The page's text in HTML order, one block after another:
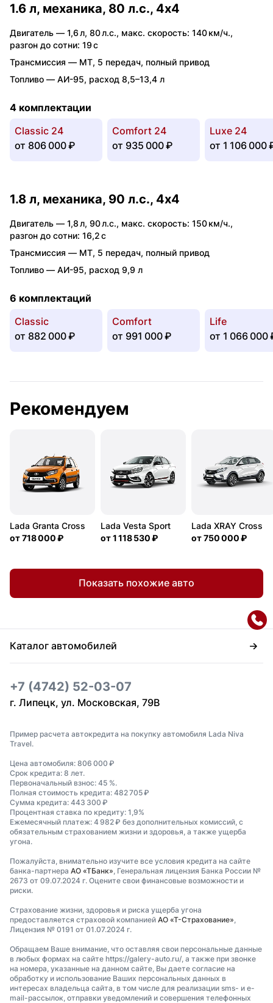
1.6 л, механика, 80 л.с., 4x4
Двигатель — 1,6 л, 80 л.с., макс. скорость: 140 км/ч.,
разгон до сотни: 19 с
Трансмиссия — MT, 5 передач, полный привод
Топливо — АИ-95, расход 8,5–13,4 л
4 комплектации
Classic 24
от 806 000 ₽
Comfort 24
от 935 000 ₽
Luxe 24
от 1 106 000
1.8 л, механика, 90 л.с., 4x4
Двигатель — 1,8 л, 90 л.с., макс. скорость: 150 км/ч.,
разгон до сотни: 16,2 с
Трансмиссия — MT, 5 передач, полный привод
Топливо — АИ-95, расход 9,9 л
6 комплектаций
Classic
от 882 000 ₽
Comfort
от 991 000 ₽
Life
от 1 066 000
Рекомендуем
Lada Granta Cross
от718 000 ₽
Lada Vesta Sport
от1 118 530 ₽
Lada XRAY Cross
от750 000 ₽
Показать похожие авто
Каталог автомобилей
+7 (4742) 52-03-07
г. Липецк, ул. Московская, 79В
Пример расчета автокредита на покупку автомобиля Lada Niva
Travel.
Цена автомобиля: 806 000 ₽
Срок кредита: 8 лет.
Первоначальный взнос: 45 %.
Полная стоимость кредита: 482 705 ₽
Сумма кредита: 443 300 ₽
Процентная ставка по кредиту: 1,9%
Ежемесячный платеж: 4 982 ₽ без дополнительных комиссий, с
обязательным страхованием жизни и здоровья, а также ущерба
угона.
Пожалуйста, внимательно изучите все условия кредита на сайте
банка-партнера АО «ТБанк» , Генеральная лицензия Банка России №
2673 от 09.07.2024 г. Оцените свои финансовые возможности и
риски.
Страхование жизни, здоровья и риска ущерба угона
предоставляется страховой компанией АО «Т-Страхование»
Лицензия № 0191 от 01.07.2024 г.
Обращаем Ваше внимание, что оставляя свои персональные данные
в любых формах на сайте https://galery-auto.ru/, а также при звонке
на номера, указанные на данном сайте, Вы даете согласие на
обработку и использование Ваших персональных данных в
интересах владельца сайта, в том числе для реализации sms- и e-
mail-рассылок, отправки уведомлений и совершения телефонных